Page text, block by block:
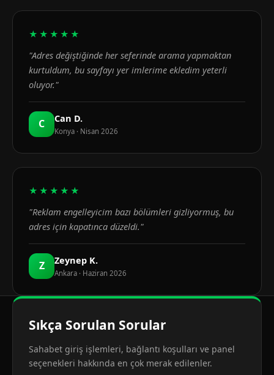
★★★★★
"Adres değiştiğinde her seferinde arama yapmaktan
kurtuldum, bu sayfayı yer imlerime ekledim yeterli
oluyor."
C Can D.
Konya · Nisan 2026
★★★★★
"Reklam engelleyicim bazı bölümleri gizliyormuş, bu
adres için kapatınca düzeldi."
Z Zeynep K.
Ankara · Haziran 2026
Sıkça Sorulan Sorular
Sahabet giriş işlemleri, bağlantı koşulları ve panel
seçenekleri hakkında en çok merak edilenler.